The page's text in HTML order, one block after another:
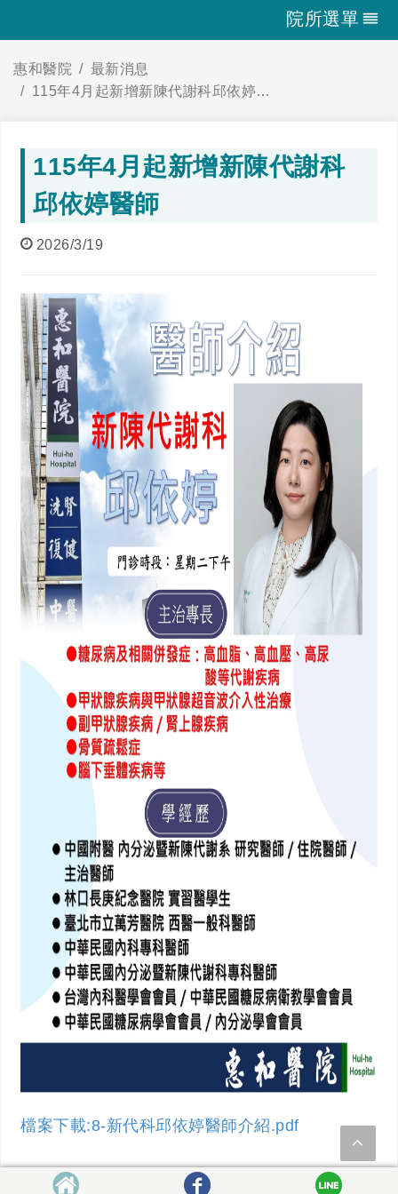
院所選單
惠和醫院
最新消息
115年4月起新增新陳代謝科邱依婷醫師
115年4月起新增新陳代謝科
邱依婷醫師
2026/3/19
檔案下載:8-新代科邱依婷醫師介紹.pdf